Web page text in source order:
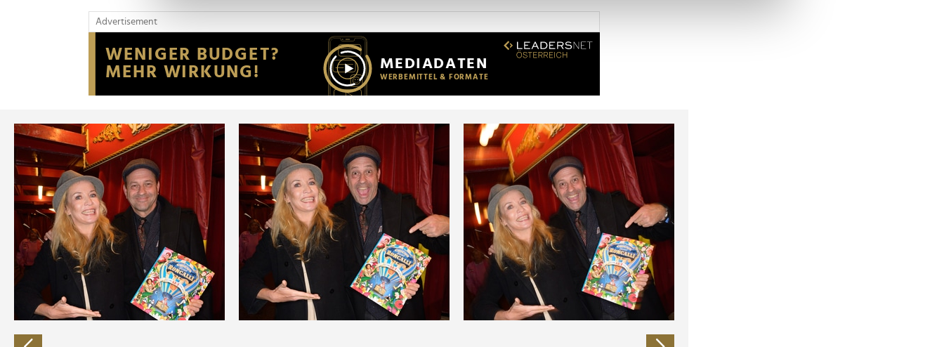
Wir verwenden Cookies, um Inhalte und Anzeigen zu personalisieren, Funktionen für soziale Medien anbieten zu können
Website an unsere Partner für soziale Medien, Werbung und Analysen weiter. Unsere Partner führen diese Informationen
möglicherweise mit weiteren Daten zusammen, die Sie ihnen bereitgestellt haben oder die sie im Rahmen Ihrer Nutzung
der Dienste gesammelt haben.
Advertisement